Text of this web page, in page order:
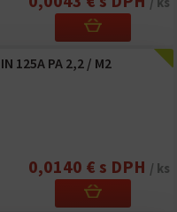
125A PA 2,2 / M2
0,0140 € s DPH / ks